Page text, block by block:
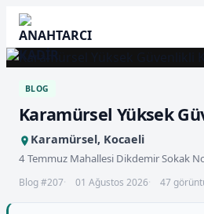
BLOG
Karamürsel Yüksek
Karamürsel, Kocaeli
4 Temmuz Mahallesi Dikdemir Sokak
Blog #207 01 Ağustos 2026 47